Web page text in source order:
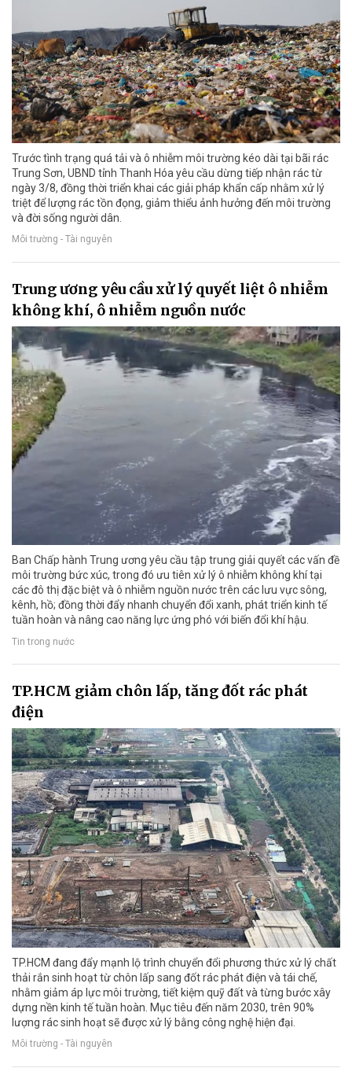
Trước tình trạng quá tải và ô nhiễm môi trường kéo dài tại bãi rác
Trung Sơn, UBND tỉnh Thanh Hóa yêu cầu dừng tiếp nhận rác từ
ngày 3/8, đồng thời triển khai các giải pháp khẩn cấp nhằm xử lý
triệt để lượng rác tồn đọng, giảm thiểu ảnh hưởng đến môi trường
và đời sống người dân.
Môi trường - Tài nguyên
Trung ương yêu cầu xử lý quyết liệt ô nhiễm
không khí, ô nhiễm nguồn nước
Ban Chấp hành Trung ương yêu cầu tập trung giải quyết các vấn đề
môi trường bức xúc, trong đó ưu tiên xử lý ô nhiễm không khí tại
các đô thị đặc biệt và ô nhiễm nguồn nước trên các lưu vực sông,
kênh, hồ; đồng thời đẩy nhanh chuyển đổi xanh, phát triển kinh tế
tuần hoàn và nâng cao năng lực ứng phó với biến đổi khí hậu.
Tin trong nước
TP.HCM giảm chôn lấp, tăng đốt rác phát
điện
TP.HCM đang đẩy mạnh lộ trình chuyển đổi phương thức xử lý chất
thải rắn sinh hoạt từ chôn lấp sang đốt rác phát điện và tái chế,
nhằm giảm áp lực môi trường, tiết kiệm quỹ đất và từng bước xây
dựng nền kinh tế tuần hoàn. Mục tiêu đến năm 2030, trên 90%
lượng rác sinh hoạt sẽ được xử lý bằng công nghệ hiện đại.
Môi trường - Tài nguyên